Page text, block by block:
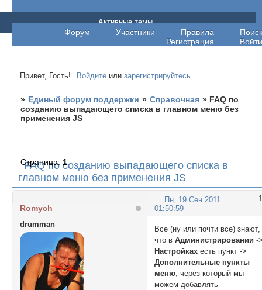
Единый форум поддержки
Форум Участники Правила
Поиск
Регистрация
Войти
Активные темы
Привет, Гость! Войдите илизарегистрируйтесь.
» Единый форум поддержки » Справочная » FAQ по
созданию выпадающего списка в главном меню без
применения JS
FAQ по созданию выпадающего списка в
главном меню без применения JS
Страница: 1
1
Пн, 19 Сен 2011
01:50:59
Romych
drumman
Все (ну или почти все) знают,
что вАдминистрировании -
Настройках есть пункт ->
Дополнительные пункты
меню , через который мы
можем добавлять